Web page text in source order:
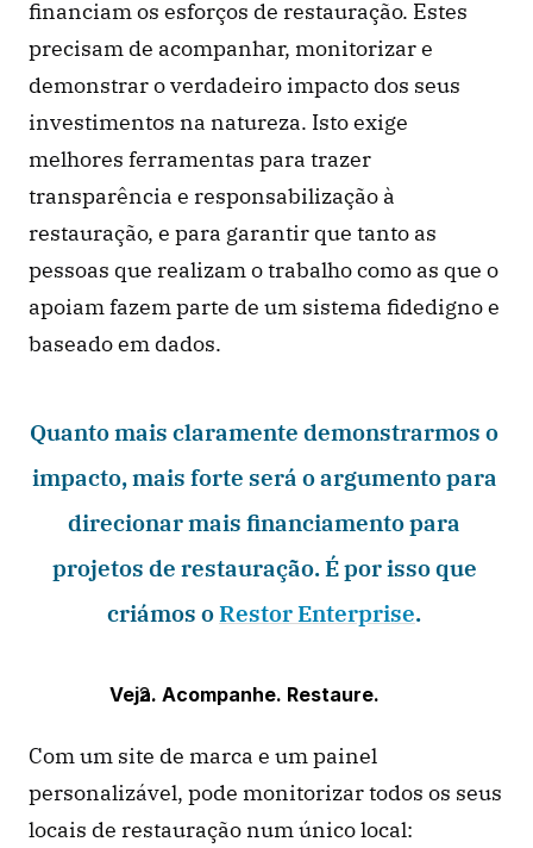
financiam os esforços de restauração. Estes
precisam de acompanhar, monitorizar e
demonstrar o verdadeiro impacto dos seus
investimentos na natureza. Isto exige
melhores ferramentas para trazer
transparência e responsabilização à
restauração, e para garantir que tanto as
pessoas que realizam o trabalho como as que o
apoiam fazem parte de um sistema fidedigno e
baseado em dados.
Quanto mais claramente demonstrarmos o
impacto, mais forte será o argumento para
direcionar mais financiamento para
projetos de restauração. É por isso que
criámos o Restor Enterprise.
Veja. Acompanhe. Restaure.
Com um site de marca e um painel
personalizável, pode monitorizar todos os seus
locais de restauração num único local: